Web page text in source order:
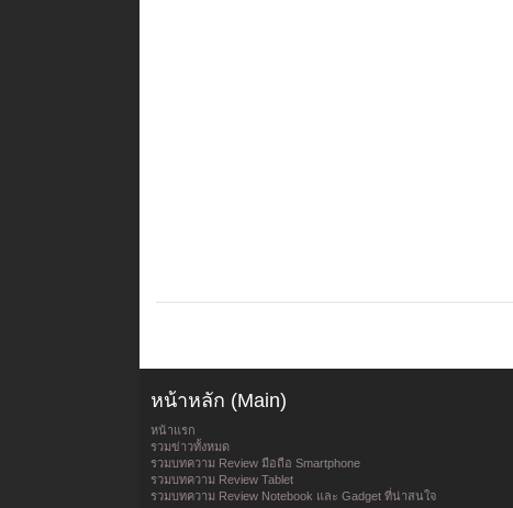
หน้าหลัก (Main)
หน้าแรก
รวมข่าวทั้งหมด
รวมบทความ Review มือถือ Smartphone
รวมบทความ Review Tablet
รวมบทความ Review Notebook และ Gadget ที่น่าสนใจ